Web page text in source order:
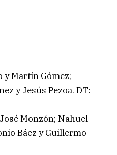
y Martín Gómez;
y Jesús Pezoa. DT:
Monzón; Nahuel
Báez y Guillermo